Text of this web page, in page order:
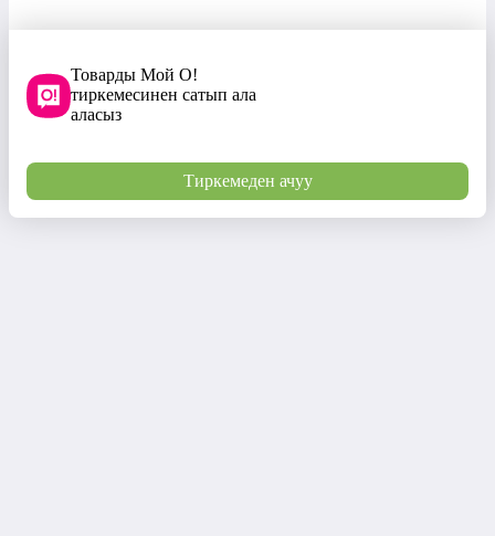
Товарды Мой О!
тиркемесинен сатып ала
аласыз
Тиркемеден ачуу